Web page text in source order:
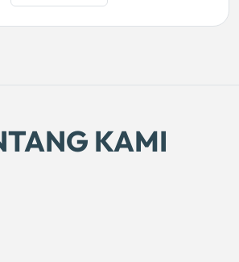
KAMI